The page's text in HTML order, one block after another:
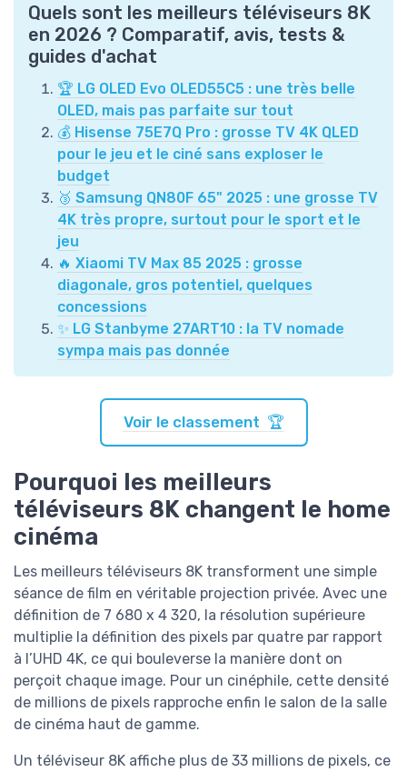
Quels sont les meilleurs téléviseurs 8K
en 2026 ? Comparatif, avis, tests &
guides d'achat
🏆 LG OLED Evo OLED55C5 : une très belle
OLED, mais pas parfaite sur tout
💰 Hisense 75E7Q Pro : grosse TV 4K QLED
pour le jeu et le ciné sans exploser le
budget
🥉 Samsung QN80F 65" 2025 : une grosse TV
4K très propre, surtout pour le sport et le
jeu
🔥 Xiaomi TV Max 85 2025 : grosse
diagonale, gros potentiel, quelques
concessions
✨ LG Stanbyme 27ART10 : la TV nomade
sympa mais pas donnée
Voir le classement 🏆
Pourquoi les meilleurs
téléviseurs 8K changent le home
cinéma
Les meilleurs téléviseurs 8K transforment une simple
séance de film en véritable projection privée. Avec une
définition de 7 680 x 4 320, la résolution supérieure
multiplie la définition des pixels par quatre par rapport
à l’UHD 4K, ce qui bouleverse la manière dont on
perçoit chaque image. Pour un cinéphile, cette densité
de millions de pixels rapproche enfin le salon de la salle
de cinéma haut de gamme.
Un téléviseur 8K affiche plus de 33 millions de pixels, ce